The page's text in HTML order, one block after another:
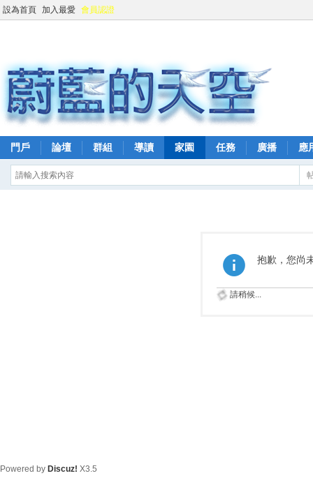
設為首頁 加入最愛 會員認證
門戶 論壇 群組 導讀 家園 任務 廣播 應
抱歉，您尚
請稍候...
Powered by Discuz! X3.5